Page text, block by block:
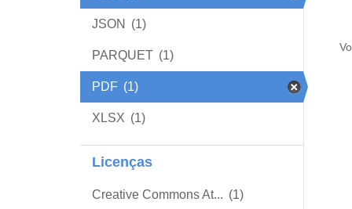
JSON (1)
PARQUET (1)
PDF (1)
XLSX (1)
Licenças
Creative Commons At... (1)